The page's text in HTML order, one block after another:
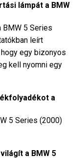
lámpát a BMW
BMW 5 Series
leírt
egy bizonyos
kell nyomni egy
a
5 Series (2000)
a BMW 5